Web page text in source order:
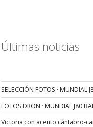
Últimas noticias
SELECCIÓN FOTOS · MUNDIAL
FOTOS DRON · MUNDIAL J80
Victoria con acento cántabro-